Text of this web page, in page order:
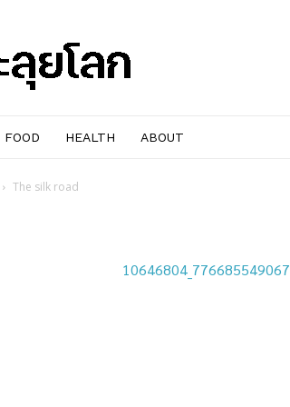
ตะลุย
โลก
FOOD HEALTH ABOUT
The silk road